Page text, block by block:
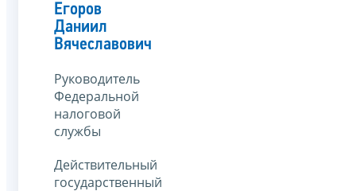
Егоров
Даниил
Вячеславович
Руководитель
Федеральной
налоговой
службы
Действительный
государственный